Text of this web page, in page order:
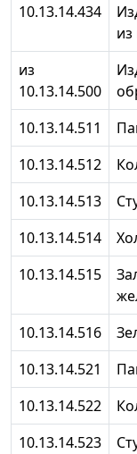
10.13.14.434
из
10.13.14.500
10.13.14.511
10.13.14.512
10.13.14.513
10.13.14.514
10.13.14.515
10.13.14.516
10.13.14.521
10.13.14.522
10.13.14.523